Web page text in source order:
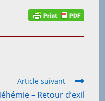
Article suivant
– Retour d’exil